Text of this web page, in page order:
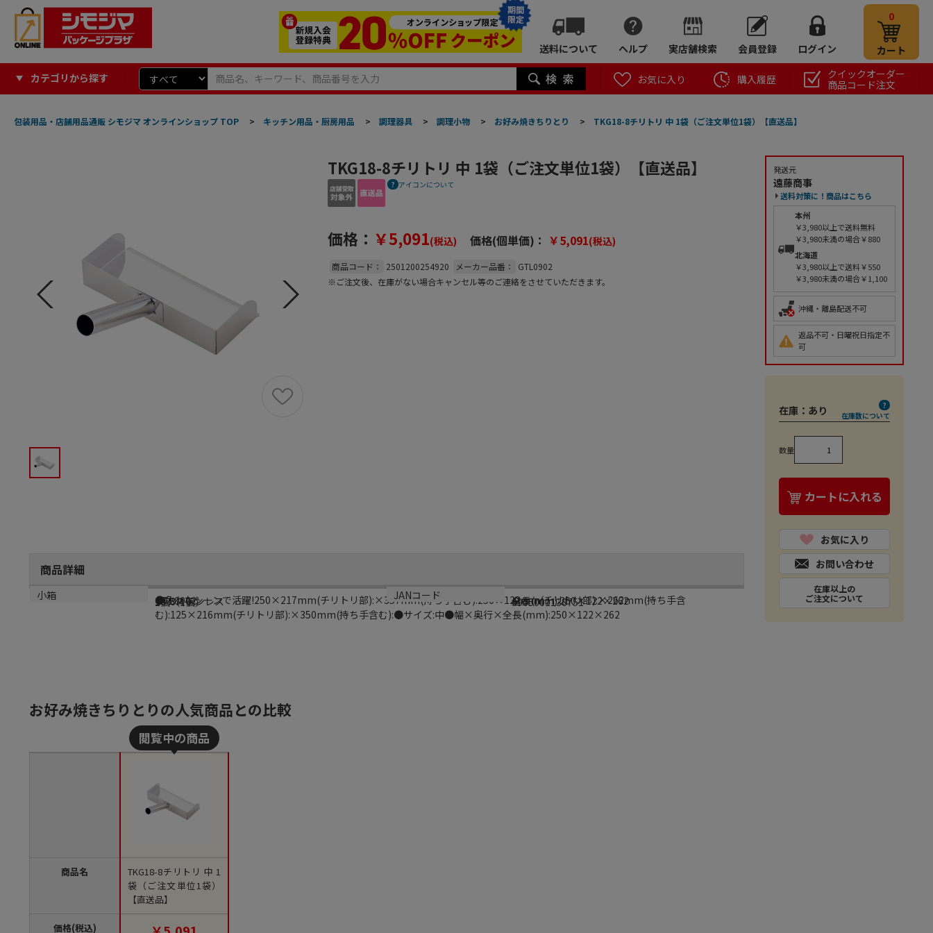
期間
限定
送料について ヘルプ 実店舗検索 会員登録 ログイン
0
カート
カテゴリから探す お気に入り 購入履歴
クイックオーダー
商品コード注文
包装用品・店舗用品通販 シモジマ オンラインショップ TOP > キッチン用品・厨房用品 > 調理器具 > 調理小物 > お好み焼きちりとり > TKG18-8チリトリ 中 1袋（ご注文単位1袋）【直送品】
TKG18-8チリトリ 中 1袋（ご注文単位1袋）【直送品】
アイコンについて
価格： ￥5,091(税込) 価格(個単価)： ￥5,091(税込)
商品コード： 2501200254920 メーカー品番：
GTL0902
※ご注文後、在庫がない場合キャンセル等のご連絡をさせていただきます。
商品詳細
商品説明
●色々なシーンで活躍!250×217mm(チリトリ部):×357mm(持ち手含む):250×122mm(チリトリ部):×262mm(持ち手含
む):125×216mm(チリトリ部):×350mm(持ち手含む):●サイズ:中●幅×奥行×全長(mm):250×122×262
メーカー品番
GTL0902
サイズ
全長(mm):250×122×262
材質
18-8ステンレス
生産国
日本
小箱
1個（1個）
JANコード
4905001138751
発送元
遠藤商事
送料対策に！商品はこちら
本州
￥3,980以上で送料無料
￥3,980未満の場合￥880
北海道
￥3,980以上で送料￥550
￥3,980未満の場合￥1,100
沖縄・離島配送不可
返品不可・日曜祝日指定不
可
在庫： あり 在庫数について
数量
カートに入れる
お気に入り
お問い合わせ
在庫以上の
ご注文について
お好み焼きちりとりの人気商品との比較
商品名
価格(税込)
TKG18-8チリトリ 中 1
袋（ご注文単位1袋）
【直送品】